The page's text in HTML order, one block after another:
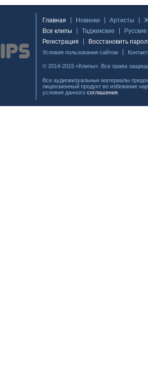
Главная Новинки Артисты
Все клипы
Таджикские
Русские
Регистрация
Восстановить
Условия пользования сайтом
© 2014-2015 «Клипы». Все права
Все аудиовизуальные материалы
лицензионный продукт во избежание
условия данного соглашения